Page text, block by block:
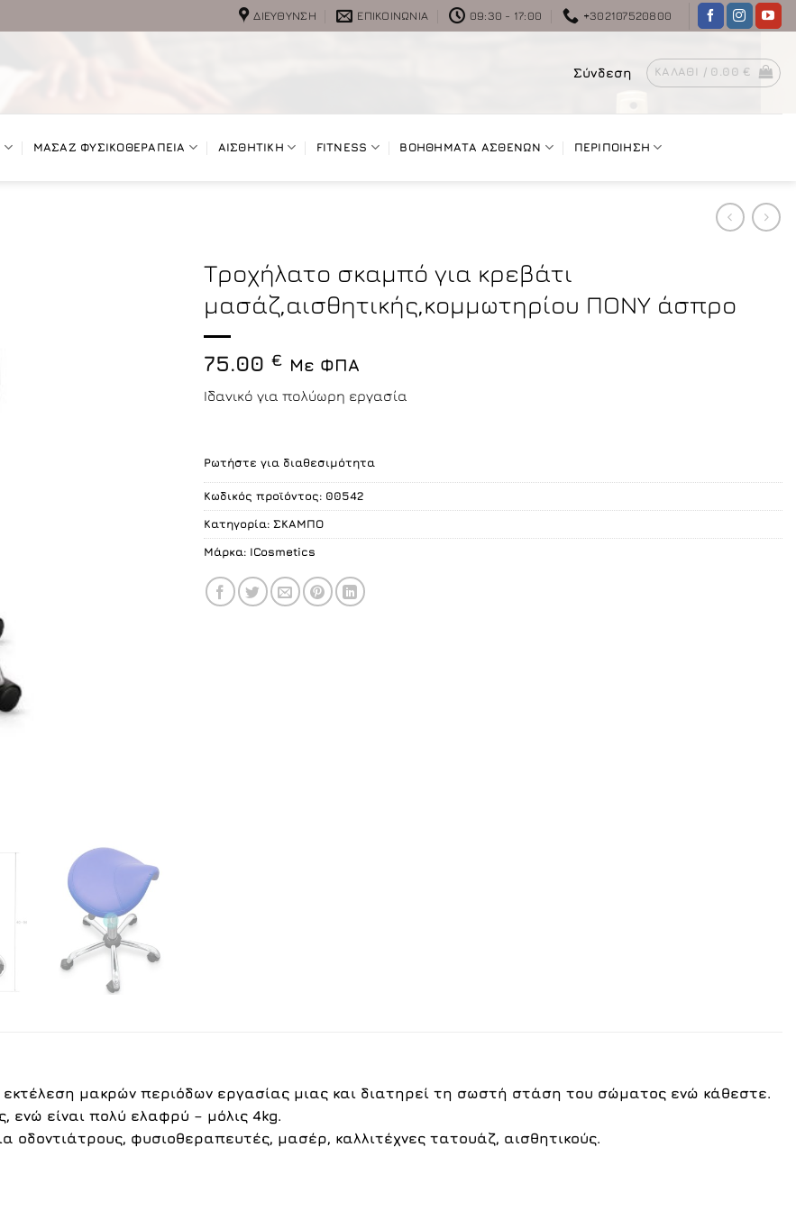
ΔΙΕΎΘΥΝΣΗ ΕΠΙΚΟΙΝΩΝΊΑ 09:30 - 17:00 +302107520800
Σύνδεση ΚΑΛΆΘΙ / 0.00 €
ΜΑΣΑΖ ΦΥΣΙΚΟΘΕΡΑΠΕΙΑ ΑΙΣΘΗΤΙΚΗ FITNESS ΒΟΗΘΗΜΑΤΑ ΑΣΘΕΝΩΝ ΠΕΡΙΠΟΙΗΣΗ
Τροχήλατο σκαμπό για κρεβάτι
μασάζ,αισθητικής,κομμωτηρίου ΠΟΝΥ άσπρο
75.00 € Με ΦΠΑ
Ιδανικό για πολύωρη εργασία
Ρωτήστε για διαθεσιμότητα
Κωδικός προϊόντος: 00542
Κατηγορία: ΣΚΑΜΠO
Μάρκα: ICosmetics
μακρών περιόδων εργασίας μιας και διατηρεί τη σωστή στάση του σώματος ενώ κάθεστε.
ενώ είναι πολύ ελαφρύ – μόλις 4kg.
οδοντιάτρους, φυσιοθεραπευτές, μασέρ, καλλιτέχνες τατουάζ, αισθητικούς.